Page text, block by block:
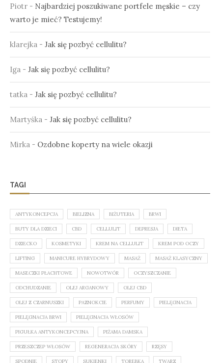
Piotr - Najbardziej poszukiwane portfele męskie – czy
warto je mieć? Testujemy!
klarejka - Jak się pozbyć cellulitu?
Iga - Jak się pozbyć cellulitu?
tatka - Jak się pozbyć cellulitu?
Martyśka - Jak się pozbyć cellulitu?
Mirka - Ozdobne koperty na wiele okazji
TAGI
ANTYKONCEPCJA BIELIZNA BIŻUTERIA BRWI
BUTY DLA DZIECI CBD CELLULIT DEPRESJA DIETA
DZIECKO KOSMETYKI KREM NA CELLULIT KREM POD OCZY
LIFTING MANICURE HYBRYDOWY MASAŻ MASAŻ KLASYCZNY
MASECZKI PŁACHTOWE NOWOTWÓR OCZYSZCZANIE
ODCHUDZANIE OLEJ ARGANOWY OLEJ CBD
OLEJ Z CZARNUSZKI PAZNOKCIE PERFUMY PIELĘGNACJA
PIELĘGNACJA BRWI PIELĘGNACJA WŁOSÓW
PIGUŁKA ANTYKONCEPCYJNA PIŻAMA DAMSKA
PRZESZCZEP WŁOSÓW REGENERACJA SKÓRY RZĘSY
SPODNIE STOPY SUKIENKI TOREBKA TWARZ